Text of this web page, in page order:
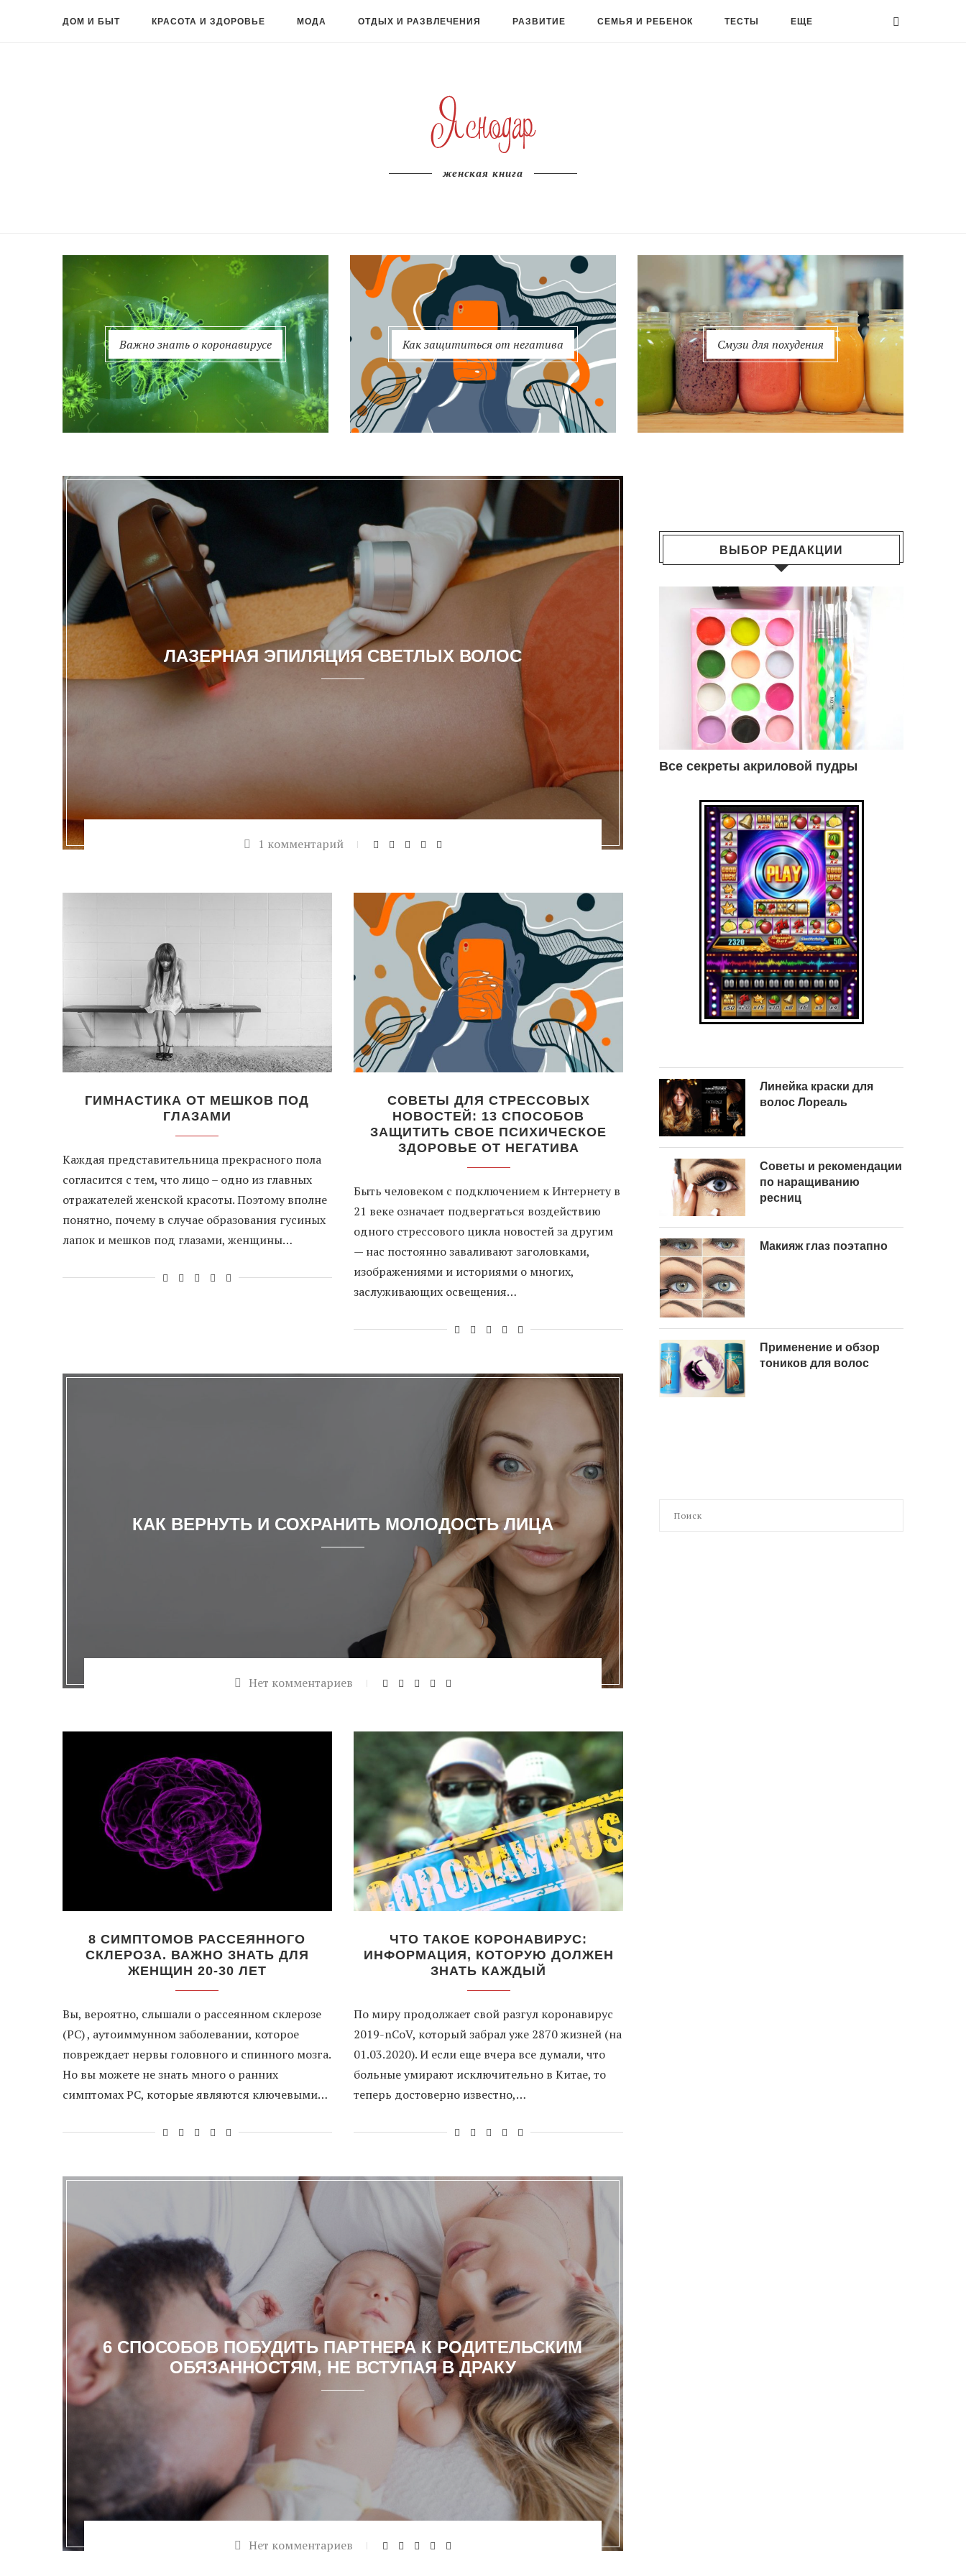
ДОМ И БЫТ КРАСОТА И ЗДОРОВЬЕ МОДА ОТДЫХ И РАЗВЛЕЧЕНИЯ РАЗВИТИЕ СЕМЬЯ И РЕБЕНОК ТЕСТЫ ЕЩЕ
женская книга
Важно знать о коронавирусе Как защититься от негатива Смузи для похудения
ЛАЗЕРНАЯ ЭПИЛЯЦИЯ СВЕТЛЫХ ВОЛОС
1 комментарий
ГИМНАСТИКА ОТ МЕШКОВ ПОД
ГЛАЗАМИ
Каждая представительница прекрасного пола
согласится с тем, что лицо – одно из главных
отражателей женской красоты. Поэтому вполне
понятно, почему в случае образования гусиных
лапок и мешков под глазами, женщины…
СОВЕТЫ ДЛЯ СТРЕССОВЫХ
НОВОСТЕЙ: 13 СПОСОБОВ
ЗАЩИТИТЬ СВОЕ ПСИХИЧЕСКОЕ
ЗДОРОВЬЕ ОТ НЕГАТИВА
Быть человеком с подключением к Интернету в
21 веке означает подвергаться воздействию
одного стрессового цикла новостей за другим
— нас постоянно заваливают заголовками,
изображениями и историями о многих,
заслуживающих освещения…
КАК ВЕРНУТЬ И СОХРАНИТЬ МОЛОДОСТЬ ЛИЦА
Нет комментариев
8 СИМПТОМОВ РАССЕЯННОГО
СКЛЕРОЗА. ВАЖНО ЗНАТЬ ДЛЯ
ЖЕНЩИН 20-30 ЛЕТ
Вы, вероятно, слышали о рассеянном склерозе
(РС) , аутоиммунном заболевании, которое
повреждает нервы головного и спинного мозга.
Но вы можете не знать много о ранних
симптомах РС, которые являются ключевыми…
ЧТО ТАКОЕ КОРОНАВИРУС:
ИНФОРМАЦИЯ, КОТОРУЮ ДОЛЖЕН
ЗНАТЬ КАЖДЫЙ
По миру продолжает свой разгул коронавирус
2019-nCoV, который забрал уже 2870 жизней (на
01.03.2020). И если еще вчера все думали, что
больные умирают исключительно в Китае, то
теперь достоверно известно,…
6 СПОСОБОВ ПОБУДИТЬ ПАРТНЕРА К РОДИТЕЛЬСКИМ
ОБЯЗАННОСТЯМ, НЕ ВСТУПАЯ В ДРАКУ
Нет комментариев
ВЫБОР РЕДАКЦИИ
Все секреты акриловой пудры
Линейка краски для
волос Лореаль
Советы и рекомендации
по наращиванию
ресниц
Макияж глаз поэтапно
Применение и обзор
тоников для волос